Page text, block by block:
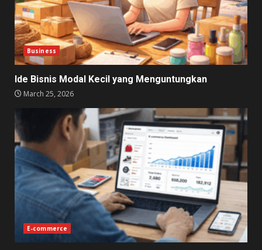
Business
Ide Bisnis Modal Kecil yang Menguntungkan
March 25, 2026
E-commerce